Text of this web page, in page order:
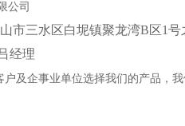
公司
市三水区白坭镇聚龙湾B区1号
经理
户及企事业单位选择我们的产品，我